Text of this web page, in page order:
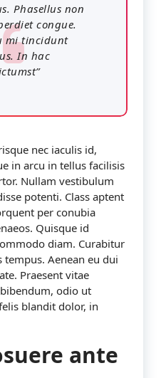
Phasellus non
congue.
mi tincidunt
In hac
nec iaculis id,
in arcu in tellus facilisis
Nullam vestibulum
potenti. Class aptent
per conubia
Quisque id
diam. Curabitur
Aenean eu dui
Praesent vitae
odio ut
blandit dolor, in
ante